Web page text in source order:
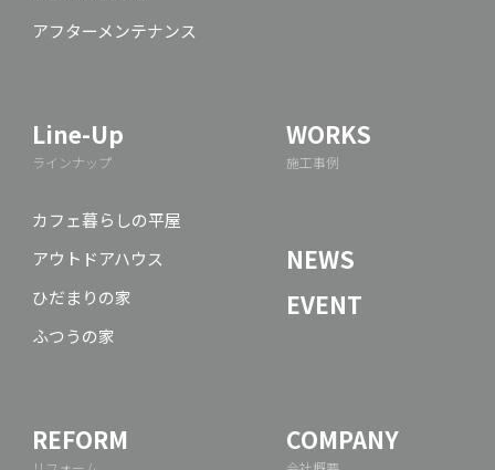
アフターメンテナンス
Line-Up
ラインナップ
カフェ暮らしの平屋
アウトドアハウス
ひだまりの家
ふつうの家
WORKS
施工事例
NEWS
EVENT
REFORM COMPANY